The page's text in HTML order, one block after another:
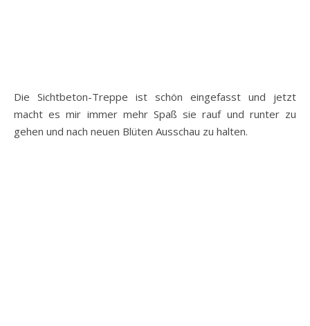
Die Sichtbeton-Treppe ist schön eingefasst und jetzt
macht es mir immer mehr Spaß sie rauf und runter zu
gehen und nach neuen Blüten Ausschau zu halten.